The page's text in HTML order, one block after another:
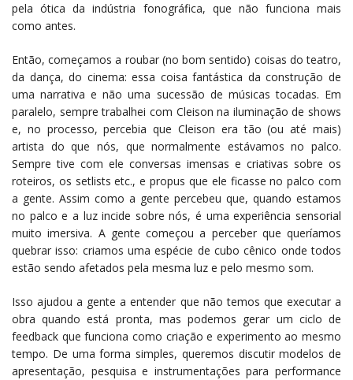
pela ótica da indústria fonográfica, que não funciona mais
como antes.
Então, começamos a roubar (no bom sentido) coisas do teatro,
da dança, do cinema: essa coisa fantástica da construção de
uma narrativa e não uma sucessão de músicas tocadas. Em
paralelo, sempre trabalhei com Cleison na iluminação de shows
e, no processo, percebia que Cleison era tão (ou até mais)
artista do que nós, que normalmente estávamos no palco.
Sempre tive com ele conversas imensas e criativas sobre os
roteiros, os setlists etc., e propus que ele ficasse no palco com
a gente. Assim como a gente percebeu que, quando estamos
no palco e a luz incide sobre nós, é uma experiência sensorial
muito imersiva. A gente começou a perceber que queríamos
quebrar isso: criamos uma espécie de cubo cênico onde todos
estão sendo afetados pela mesma luz e pelo mesmo som.
Isso ajudou a gente a entender que não temos que executar a
obra quando está pronta, mas podemos gerar um ciclo de
feedback que funciona como criação e experimento ao mesmo
tempo. De uma forma simples, queremos discutir modelos de
apresentação, pesquisa e instrumentações para performance